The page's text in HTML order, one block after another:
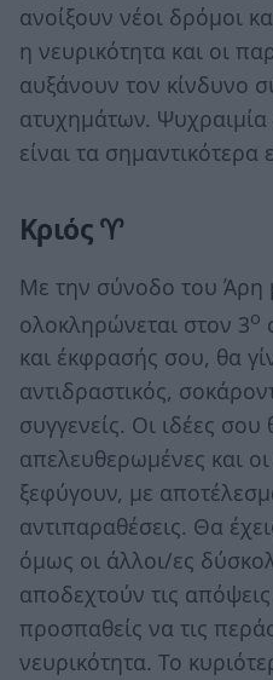
ανοίξουν νέοι δρόμοι
η νευρικότητα και οι
αυξάνουν τον κίνδυνο
ατυχημάτων. Ψυχραιμία
είναι τα
Κριός ♈
Με την σύνοδο του Άρη
ολοκληρώνεται στον 3ο
και έκφρασής σου, θα
αντιδραστικός,
συγγενείς. Οι ιδέες σου
απελευθερωμένες και
ξεφύγουν, με
αντιπαραθέσεις. Θα
όμως οι άλλοι/ες
αποδεχτούν τις
προσπαθείς να τις
νευρικότητα. Το